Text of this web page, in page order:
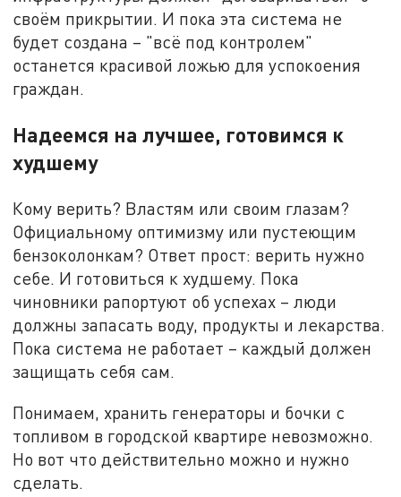
своём прикрытии. И пока эта система не
будет создана – "всё под контролем"
останется красивой ложью для успокоения
граждан.
Надеемся на лучшее, готовимся к
худшему
Кому верить? Властям или своим глазам?
Официальному оптимизму или пустеющим
бензоколонкам? Ответ прост: верить нужно
себе. И готовиться к худшему. Пока
чиновники рапортуют об успехах – люди
должны запасать воду, продукты и лекарства.
Пока система не работает – каждый должен
защищать себя сам.
Понимаем, хранить генераторы и бочки с
топливом в городской квартире невозможно.
Но вот что действительно можно и нужно
сделать.